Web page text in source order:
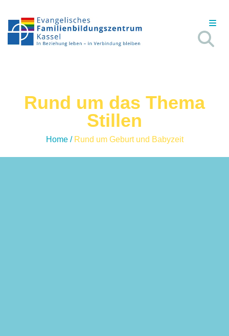
Rund um das Thema
Stillen
Home / Rund um Geburt und Babyzeit